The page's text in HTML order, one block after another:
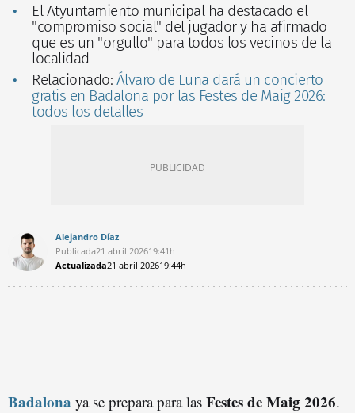
El Atyuntamiento municipal ha destacado el
"compromiso social" del jugador y ha afirmado
que es un "orgullo" para todos los vecinos de la
localidad
Relacionado: Álvaro de Luna dará un concierto
gratis en Badalona por las Festes de Maig 2026:
todos los detalles
Alejandro Díaz
Publicada21 abril 202619:41h
Actualizada21 abril 202619:44h
Badalona ya se prepara para las Festes de Maig 2026.